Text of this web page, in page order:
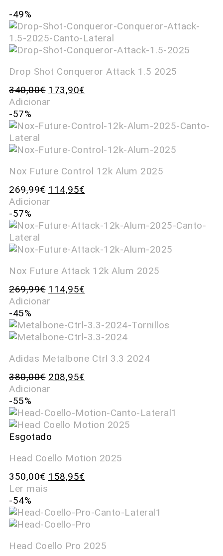
-49%
Drop Shot Conqueror Attack 1.5 2025
340,00€ 173,90€
Adicionar
-57%
Nox Future Control 12k Alum 2025
269,99€ 114,95€
Adicionar
-57%
Nox Future Attack 12k Alum 2025
269,99€ 114,95€
Adicionar
-45%
Adidas Metalbone Ctrl 3.3 2024
380,00€ 208,95€
Adicionar
-55%
Esgotado
Head Coello Motion 2025
350,00€ 158,95€
Ler mais
-54%
Head Coello Pro 2025